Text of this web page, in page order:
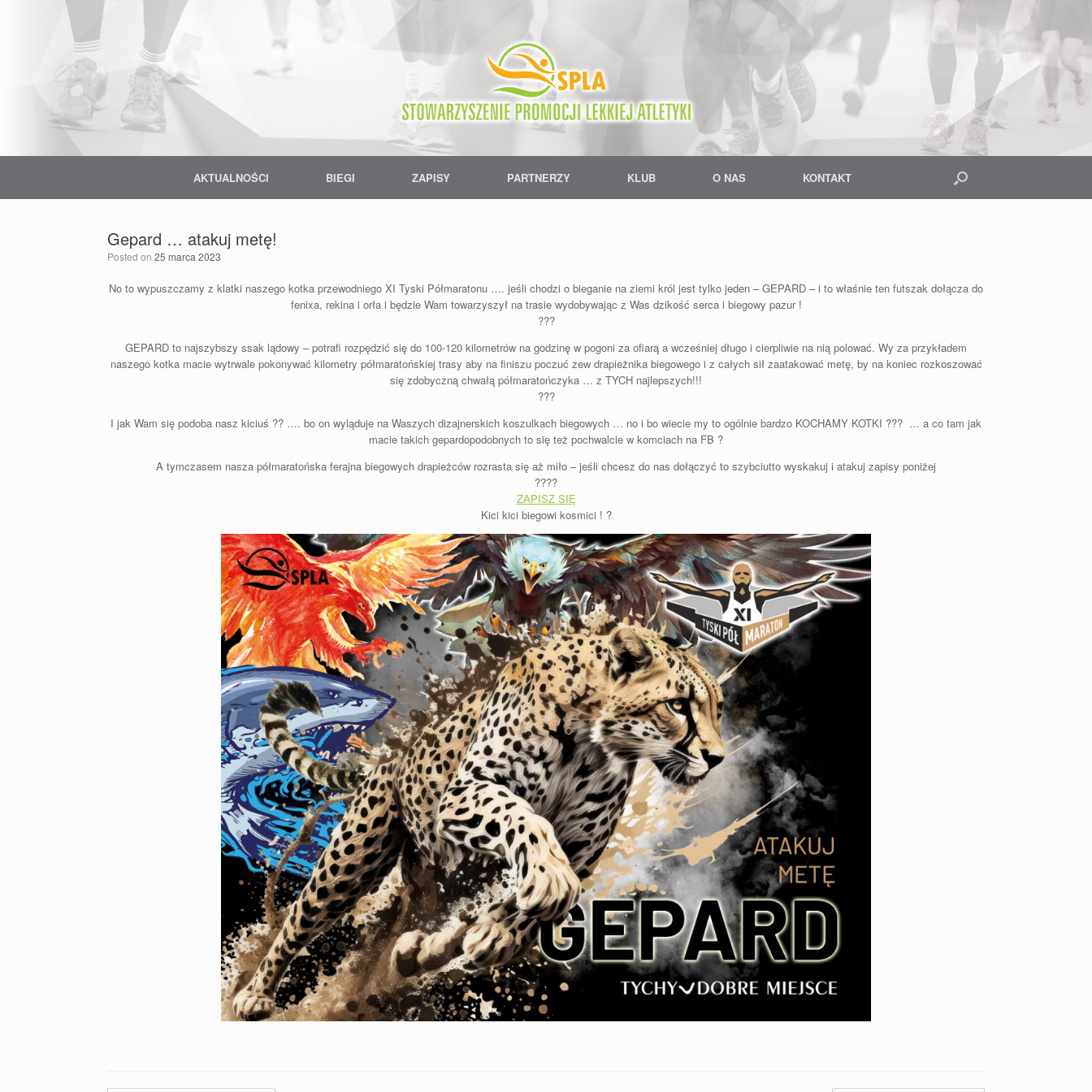
AKTUALNOŚCI BIEGI ZAPISY PARTNERZY KLUB O NAS KONTAKT
Gepard … atakuj metę!
Posted on 25 marca 2023
No to wypuszczamy z klatki naszego kotka przewodniego XI Tyski Półmaratonu …. jeśli chodzi o bieganie na ziemi król jest tylko jeden – GEPARD – i to właśnie ten futszak dołącza do
fenixa, rekina i orła i będzie Wam towarzyszył na trasie wydobywając z Was dzikość serca i biegowy pazur !
???
GEPARD to najszybszy ssak lądowy – potrafi rozpędzić się do 100-120 kilometrów na godzinę w pogoni za ofiarą a wcześniej długo i cierpliwie na nią polować. Wy za przykładem
naszego kotka macie wytrwale pokonywać kilometry półmaratońskiej trasy aby na finiszu poczuć zew drapieżnika biegowego i z całych sił zaatakować metę, by na koniec rozkoszować
się zdobyczną chwałą półmaratończyka … z TYCH najlepszych!!!
???
I jak Wam się podoba nasz kiciuś ?? …. bo on wyląduje na Waszych dizajnerskich koszulkach biegowych … no i bo wiecie my to ogólnie bardzo KOCHAMY KOTKI ??? … a co tam jak
macie takich gepardopodobnych to się też pochwalcie w komciach na FB ?
A tymczasem nasza półmaratońska ferajna biegowych drapieżców rozrasta się aż miło – jeśli chcesz do nas dołączyć to szybciutto wyskakuj i atakuj zapisy poniżej
????
ZAPISZ SIĘ
Kici kici biegowi kosmici ! ?